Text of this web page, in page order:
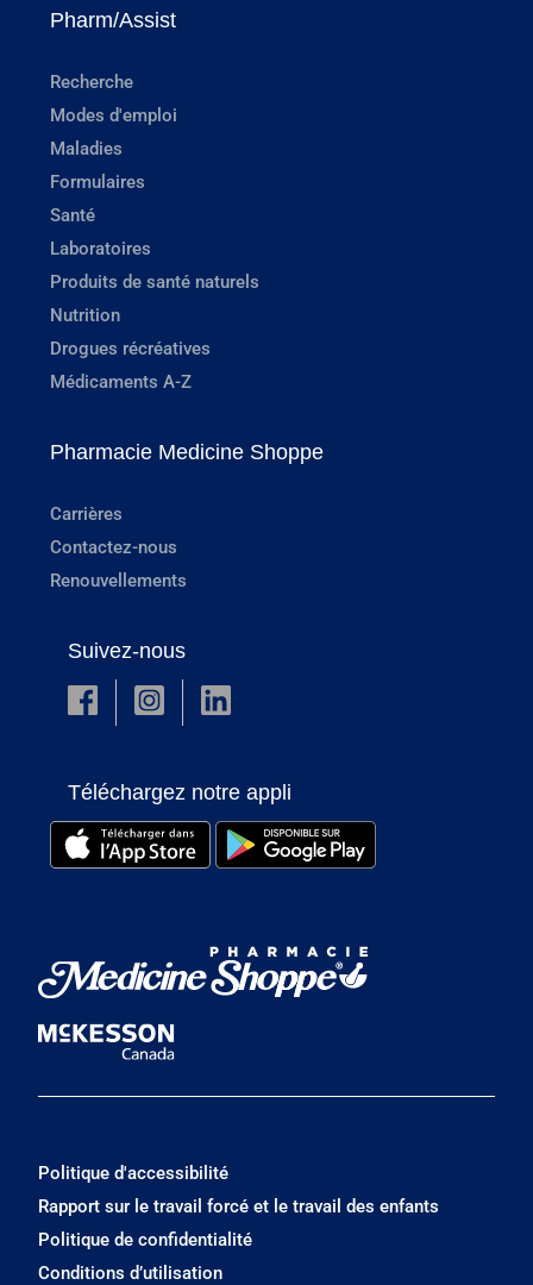
Pharm/Assist
Recherche
Modes d'emploi
Maladies
Formulaires
Santé
Laboratoires
Produits de santé naturels
Nutrition
Drogues récréatives
Médicaments A-Z
Pharmacie Medicine Shoppe
Carrières
Contactez-nous
Renouvellements
Suivez-nous
Téléchargez notre appli
Politique d'accessibilité
Rapport sur le travail forcé et le travail des enfants
Politique de confidentialité
Conditions d’utilisation